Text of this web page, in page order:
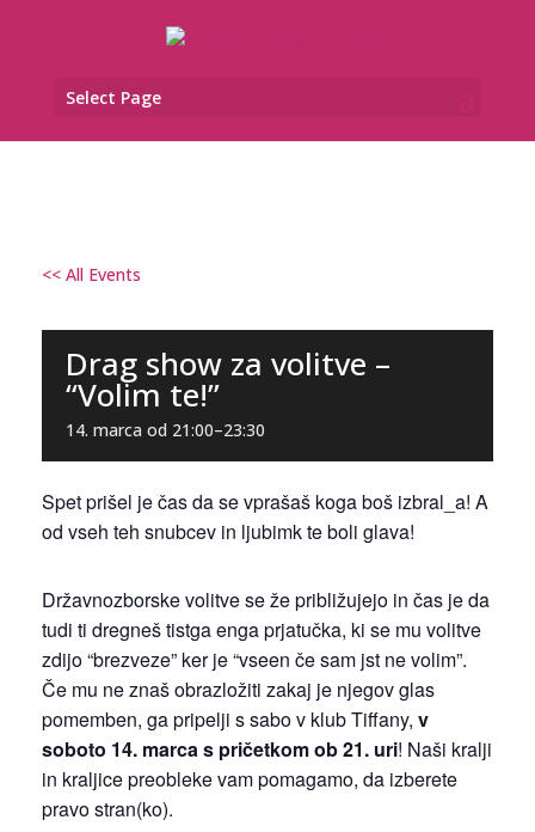
Select Page
<< All Events
Drag show za volitve –
“Volim te!”
14. marca od 21:00–23:30
Spet prišel je čas da se vprašaš koga boš izbral_a! A
od vseh teh snubcev in ljubimk te boli glava!
Državnozborske volitve se že približujejo in čas je da
tudi ti dregneš tistga enga prjatučka, ki se mu volitve
zdijo “brezveze” ker je “vseen če sam jst ne volim”.
Če mu ne znaš obrazložiti zakaj je njegov glas
pomemben, ga pripelji s sabo v klub Tiffany, v
soboto 14. marca s pričetkom ob 21. uri! Naši kralji
in kraljice preobleke vam pomagamo, da izberete
pravo stran(ko).